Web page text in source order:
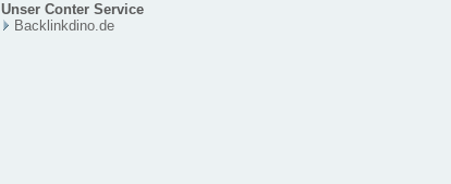
Unser Conter Service
Backlinkdino.de